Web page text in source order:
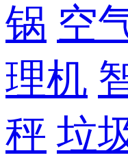
锅 空
理机
秤 垃